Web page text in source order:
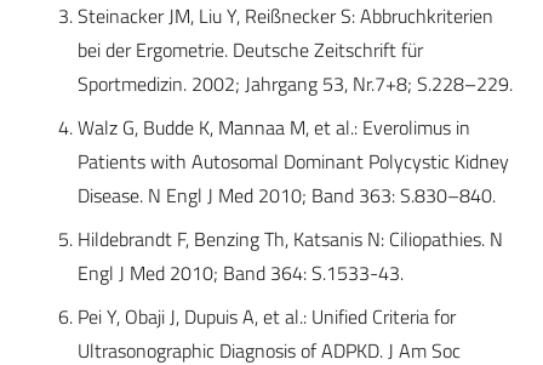
Steinacker JM, Liu Y, Reißnecker S: Abbruchkriterien
bei der Ergometrie. Deutsche Zeitschrift für
Sportmedizin. 2002; Jahrgang 53, Nr.7+8; S.228–229.
Walz G, Budde K, Mannaa M, et al.: Everolimus in
Patients with Autosomal Dominant Polycystic Kidney
Disease. N Engl J Med 2010; Band 363: S.830–840.
Hildebrandt F, Benzing Th, Katsanis N: Ciliopathies. N
Engl J Med 2010; Band 364: S.1533-43.
Pei Y, Obaji J, Dupuis A, et al.: Unified Criteria for
Ultrasonographic Diagnosis of ADPKD. J Am Soc